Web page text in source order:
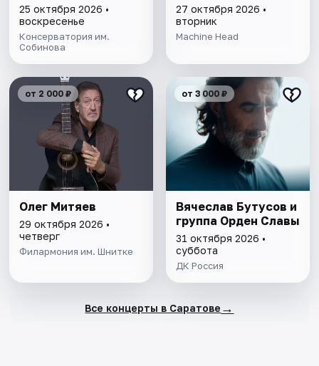
25 октября 2026 •
воскресенье
Консерватория им.
Собинова
27 октября 2026 •
вторник
Machine Head
от 2 000 ₽
Олег Митяев
29 октября 2026 •
четверг
Филармония им. Шнитке
от 3 000 ₽
Вячеслав Бутусов и
группа Орден Славы
31 октября 2026 •
суббота
ДК Россия
Все концерты в Саратове →